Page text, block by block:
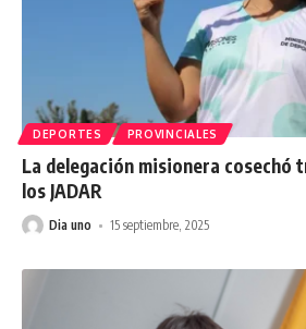
DEPORTES PROVINCIALES
La delegación misionera cosechó
los JADAR
Dia uno 15 septiembre, 2025